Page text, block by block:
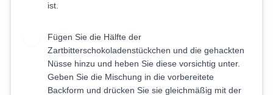
ist.
Fügen Sie die Hälfte der
Zartbitterschokoladenstückchen und die gehackten
Nüsse hinzu und heben Sie diese vorsichtig unter.
Geben Sie die Mischung in die vorbereitete
Backform und drücken Sie sie gleichmäßig mit der